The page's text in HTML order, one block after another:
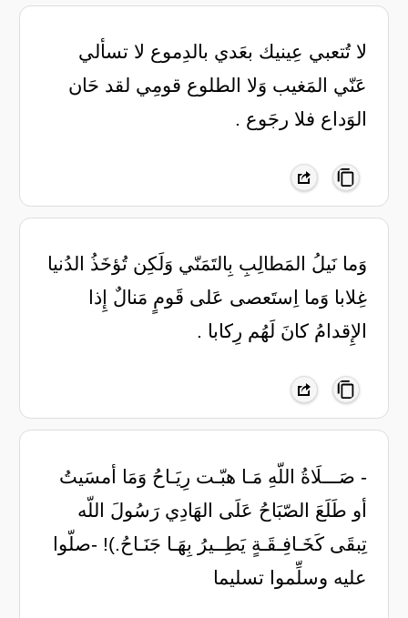
لا تُتعبي عِينيك بعَدي بالدِموع لا تسألي
عَنّي المَغيب وَلا الطلوع قومِي لقد حَان
الوَداع فلا رجَوع .
وَما نَيلُ المَطالِبِ بِالتَمَنّي ‏وَلَكِن تُؤخَذُ الدُنيا
غِلابا ‏وَما اِستَعصى عَلى قَومٍ مَنالٌ ‏إِذا
الإِقدامُ كانَ لَهُم رِكابا .
- صَـــلَاةُ اللّهِ مَـا هبّـت رِيَـاحُ وَمَا أمسَيتُ
أو طَلَعَ الصّبَاحُ عَلَى الهَادِي رَسُولَ اللّه
تِبقَى كَخَـافِـقَـةٍ يَطِــيرُ بِهَـا جَنَـاحُ.)! -صلّوا
عليه وسلِّموا تسليما